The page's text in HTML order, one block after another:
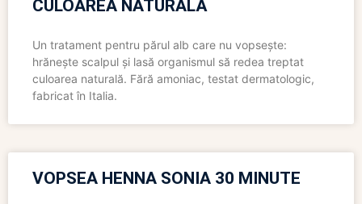
CULOAREA NATURALĂ
Un tratament pentru părul alb care nu vopsește:
hrănește scalpul și lasă organismul să redea treptat
culoarea naturală. Fără amoniac, testat dermatologic,
fabricat în Italia.
VOPSEA HENNA SONIA 30 MINUTE